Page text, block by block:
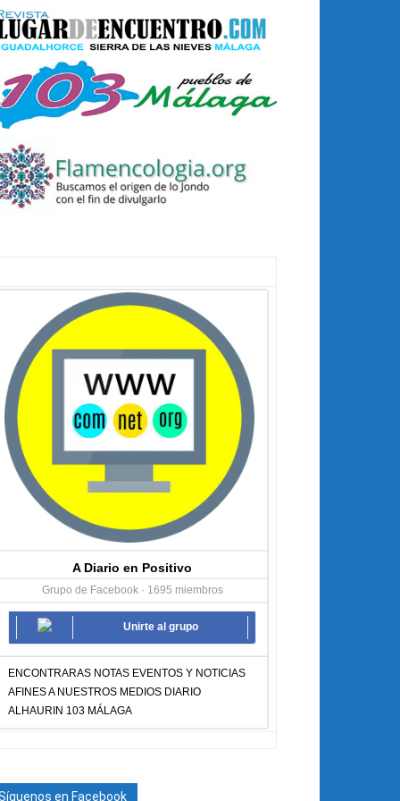
A Diario en Positivo
Grupo de Facebook · 1695 miembros
Unirte al grupo
ENCONTRARAS NOTAS EVENTOS Y NOTICIAS
AFINES A NUESTROS MEDIOS DIARIO
ALHAURIN 103 MÁLAGA
en Facebook